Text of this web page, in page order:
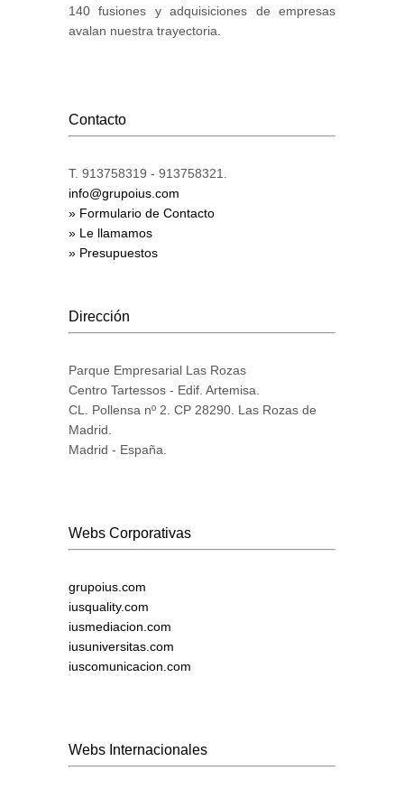
140 fusiones y adquisiciones de empresas
avalan nuestra trayectoria.
Contacto
T. 913758319 - 913758321.
info@grupoius.com
» Formulario de Contacto
» Le llamamos
» Presupuestos
Dirección
Parque Empresarial Las Rozas
Centro Tartessos - Edif. Artemisa.
CL. Pollensa nº 2. CP 28290. Las Rozas de
Madrid.
Madrid - España.
Webs Corporativas
grupoius.com
iusquality.com
iusmediacion.com
iusuniversitas.com
iuscomunicacion.com
Webs Internacionales